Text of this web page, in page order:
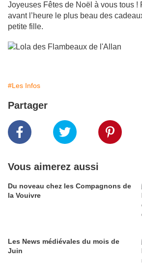
Joyeuses Fêtes de Noël à vous tous !
avant l’heure le plus beau des
petite fille.
#Les Infos
Partager
Vous aimerez aussi
Du noveau chez les Compagnons de
la Vouivre
Les News médiévales du mois de
Juin